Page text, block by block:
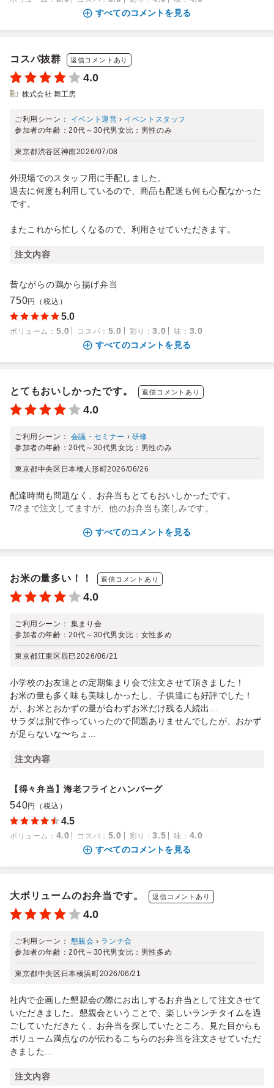
すべてのコメントを見る
コスパ抜群 返信コメントあり
4.0
株式会社 舞工房
ご利用シーン： イベント運営 › イベントスタッフ
参加者の年齢：20代～30代男女比： 男性のみ
東京都渋谷区神南2026/07/08
外現場でのスタッフ用に手配しました。
過去に何度も利用しているので、商品も配送も何も心配なかった
です。
またこれから忙しくなるので、利用させていただきます。
注文内容
昔ながらの鶏から揚げ弁当
750円（税込）
5.0
ボリューム ： 5.0 コスパ ： 5.0 彩り ：3.0 味 ： 3.0
すべてのコメントを見る
とてもおいしかったです。 返信コメントあり
4.0
ご利用シーン： 会議・セミナー › 研修
参加者の年齢：20代～30代男女比： 男性のみ
東京都中央区日本橋人形町2026/06/26
配達時間も問題なく、お弁当もとてもおいしかったです。
7/2まで注文してますが、他のお弁当も楽しみです。
すべてのコメントを見る
お米の量多い！！ 返信コメントあり
4.0
ご利用シーン： 集まり会
参加者の年齢：20代～30代男女比： 女性多め
東京都江東区辰巳2026/06/21
小学校のお友達との定期集まり会で注文させて頂きました！
お米の量も多く味も美味しかったし、子供達にも好評でした！
が、お米とおかずの量が合わずお米だけ残る人続出…
サラダは別で作っていったので問題ありませんでしたが、おかず
が足らないな〜ちょ...
注文内容
【得々弁当】海老フライとハンバーグ
540円（税込）
4.5
ボリューム ： 4.0 コスパ ： 5.0 彩り ：3.5 味 ： 4.0
すべてのコメントを見る
大ボリュームのお弁当です。 返信コメントあり
4.0
ご利用シーン： 懇親会 › ランチ会
参加者の年齢：20代～30代男女比： 男性多め
東京都中央区日本橋浜町2026/06/21
社内で企画した懇親会の際にお出しするお弁当として注文させて
いただきました。懇親会ということで、楽しいランチタイムを過
ごしていただきたく、お弁当を探していたところ、見た目からも
ボリューム満点なのが伝わるこちらのお弁当を注文させていただ
きました...
注文内容